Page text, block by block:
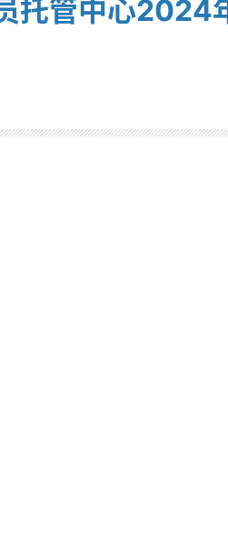
托管中心2024